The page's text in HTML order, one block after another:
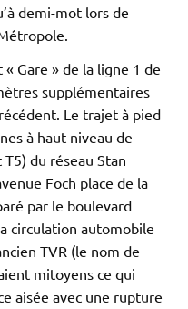
demi-mot lors de
Gare » de la ligne 1 de
supplémentaires
Le trajet à pied
à haut niveau de
du réseau Stan
Foch place de la
par le boulevard
circulation automobile
TVR (le nom de
mitoyens ce qui
aisée avec une rupture